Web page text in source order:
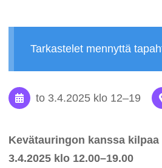
Tarkastelet mennyttä
to 3.4.2025 klo 12–19
Kevätauringon kanssa
3.4.2025 klo 12.00–19.00